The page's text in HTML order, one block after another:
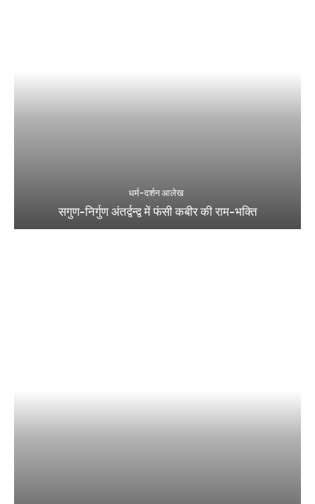
धर्म-दर्शन आलेख
सगुण-निर्गुण अंतर्द्वन्द्व में फंसी कबीर की राम-भक्ति